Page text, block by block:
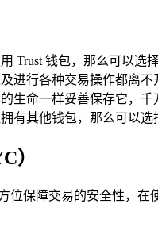
Trust 钱包，那么可以
进行各种交易操作都离
生命一样妥善保存它，
有其他钱包，那么可以
）
位保障交易的安全性，在